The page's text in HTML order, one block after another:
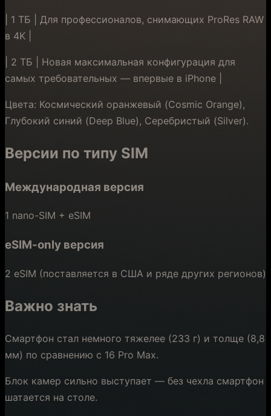
| 1 ТБ | Для профессионалов, снимающих ProRes RAW
в 4K |
| 2 ТБ | Новая максимальная конфигурация для
самых требовательных — впервые в iPhone |
Цвета: Космический оранжевый (Cosmic Orange),
Глубокий синий (Deep Blue), Серебристый (Silver).
Версии по типу SIM
Международная версия
1 nano-SIM + eSIM
eSIM-only версия
2 eSIM (поставляется в США и ряде других регионов)
Важно знать
Смартфон стал немного тяжелее (233 г) и толще (8,8
мм) по сравнению с 16 Pro Max.
Блок камер сильно выступает — без чехла смартфон
шатается на столе.